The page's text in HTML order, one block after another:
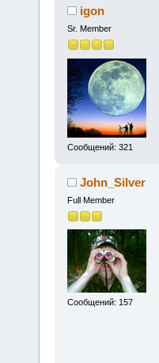
igon
Sr. Member
Сообщений: 321
John_Silver
Full Member
Сообщений: 157